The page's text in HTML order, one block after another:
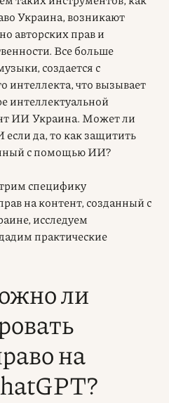
Украина, возникают
авторских прав и
Все больше
создается с
интеллекта, что вызывает
интеллектуальной
ИИ Украина. Может ли
да, то как защитить
с помощью ИИ?
специфику
на контент, созданный с
исследуем
практические
ли
на